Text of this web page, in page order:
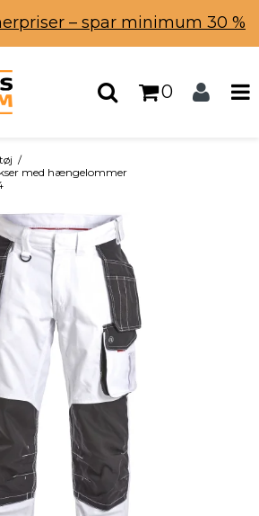
– spar minimum 30 %
0
/
med hængelommer